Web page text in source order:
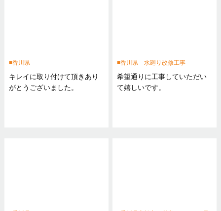
香川県
キレイに取り付けて頂きあり
がとうございました。
香川県 水廻り改修工事
希望通りに工事していただい
て嬉しいです。